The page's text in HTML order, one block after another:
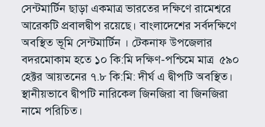
সেন্টমার্টিন ছাড়া একমাত্র ভারতের দক্ষিণে রামেশ্বরে
আরেকটি প্রবালদ্বীপ রয়েছে। বাংলাদেশের সর্বদক্ষিণে
অবস্থিত ভূমি সেন্টমার্টিন । টেকনাফ উপজেলার
বদরমোকাম হতে ১০ কি:মি দক্ষিণ-পশ্চিমে মাত্র ৫৯০
হেক্টর আয়তনের ৭.৮ কি:মি: দীর্ঘ এ দ্বীপটি অবস্থিত।
স্থানীয়ভাবে দ্বীপটি নারিকেল জিনজিরা বা জিনজিরা
নামে পরিচিত।